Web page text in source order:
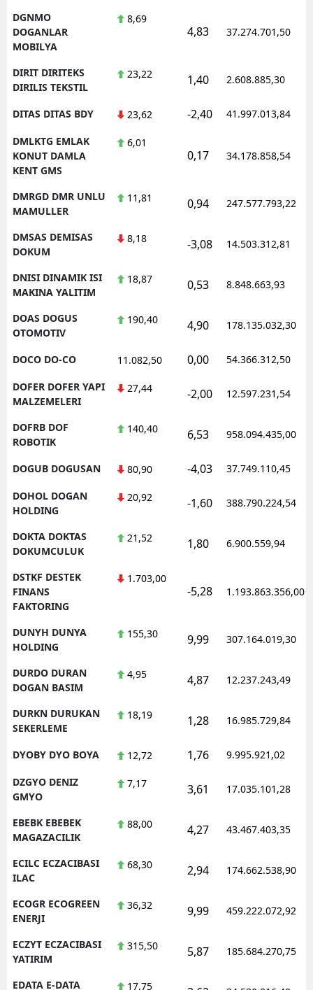
DGNMO
DOGANLAR
MOBILYA
8,69
4,83 37.274.701,50
DIRIT DIRITEKS
DIRILIS TEKSTIL
23,22 1,40 2.608.885,30
DITAS DITAS BDY 23,62 -2,40 41.997.013,84
DMLKTG EMLAK
KONUT DAMLA
KENT GMS
6,01
0,17 34.178.858,54
DMRGD DMR UNLU
MAMULLER
11,81 0,94 247.577.793,22
DMSAS DEMISAS
DOKUM
8,18 -3,08 14.503.312,81
DNISI DINAMIK ISI
MAKINA YALITIM
18,87 0,53 8.848.663,93
DOAS DOGUS
OTOMOTIV
190,40 4,90 178.135.032,30
DOCO DO-CO 11.082,50 0,00 54.366.312,50
DOFER DOFER YAPI
MALZEMELERI
27,44 -2,00 12.597.231,54
DOFRB DOF
ROBOTIK
140,40 6,53 958.094.435,00
DOGUB DOGUSAN 80,90 -4,03 37.749.110,45
DOHOL DOGAN
HOLDING
20,92 -1,60 388.790.224,54
DOKTA DOKTAS
DOKUMCULUK
21,52 1,80 6.900.559,94
DSTKF DESTEK
FINANS
FAKTORING
1.703,00
-5,28 1.193.863.356,00
DUNYH DUNYA
HOLDING
155,30 9,99 307.164.019,30
DURDO DURAN
DOGAN BASIM
4,95 4,87 12.237.243,49
DURKN DURUKAN
SEKERLEME
18,19 1,28 16.985.729,84
DYOBY DYO BOYA 12,72 1,76 9.995.921,02
DZGYO DENIZ
GMYO
7,17 3,61 17.035.101,28
EBEBK EBEBEK
MAGAZACILIK
88,00 4,27 43.467.403,35
ECILC ECZACIBASI
ILAC
68,30 2,94 174.662.538,90
ECOGR ECOGREEN
ENERJI
36,32 9,99 459.222.072,92
ECZYT ECZACIBASI
YATIRIM
315,50 5,87 185.684.270,75
EDATA E-DATA
17,75